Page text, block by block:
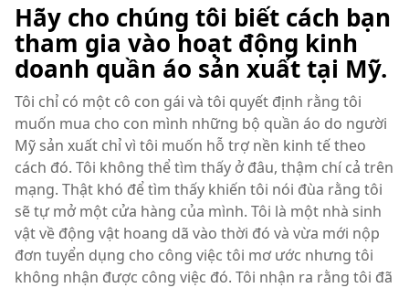
Hãy cho chúng tôi biết cách bạn
tham gia vào hoạt động kinh
doanh quần áo sản xuất tại Mỹ.
Tôi chỉ có một cô con gái và tôi quyết định rằng tôi
muốn mua cho con mình những bộ quần áo do người
Mỹ sản xuất chỉ vì tôi muốn hỗ trợ nền kinh tế theo
cách đó. Tôi không thể tìm thấy ở đâu, thậm chí cả trên
mạng. Thật khó để tìm thấy khiến tôi nói đùa rằng tôi
sẽ tự mở một cửa hàng của mình. Tôi là một nhà sinh
vật về động vật hoang dã vào thời đó và vừa mới nộp
đơn tuyển dụng cho công việc tôi mơ ước nhưng tôi
không nhận được công việc đó. Tôi nhận ra rằng tôi đã